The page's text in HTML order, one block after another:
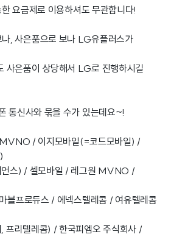
요금제로 이용하셔도 무관합니다!
, 사은품으로 보나 LG유플러스가
사은품이 상당해서 LG로 진행하시길
통신사와 묶을 수가 있는데요~!
/ 이지모바일(=코드모바일) /
스) / 셀모바일 / 레그원 MVNO /
블프로듀스 / 에넥스텔레콤 / 여유텔레콤
프리텔레콤) / 한국피엠오 주식회사 /